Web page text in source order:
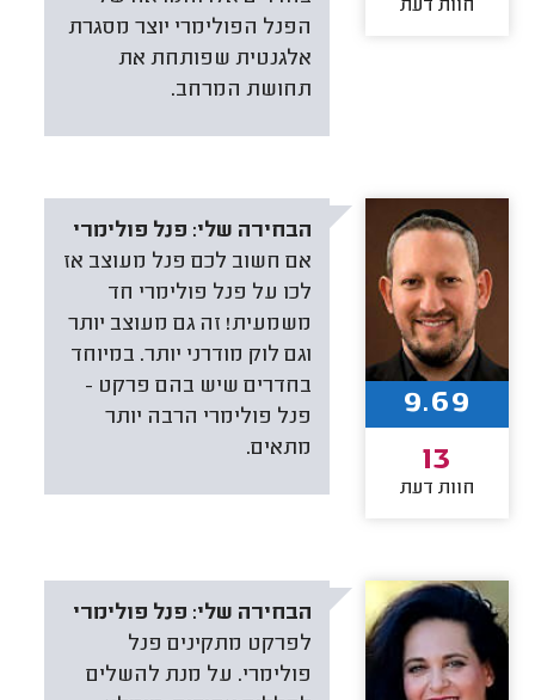
הפנל הפולימרי יוצר מסגרת
אלגנטית שפותחת את
תחושת המרחב.
חוות דעת
הבחירה שלי: פנל פולימרי
אם חשוב לכם פנל מעוצב אז
לכו על פנל פולימרי חד
משמעית! זה גם מעוצב יותר
וגם לוק מודרני יותר. במיוחד
בחדרים שיש בהם פרקט -
פנל פולימרי הרבה יותר
מתאים.
9.69
13
חוות דעת
הבחירה שלי: פנל פולימרי
לפרקט מתקינים פנל
פולימרי. על מנת להשלים